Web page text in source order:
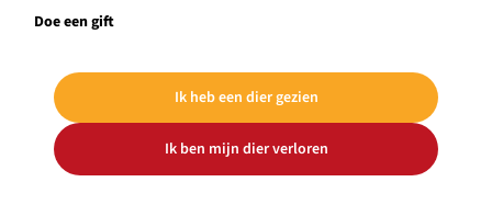
Doe een gift
Ik heb een dier gezien
Ik ben mijn dier verloren